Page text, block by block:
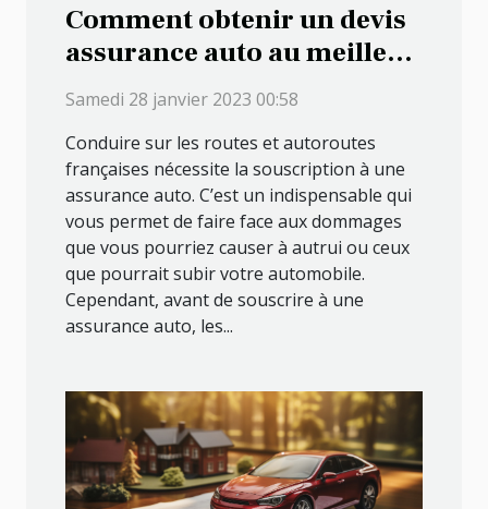
Comment obtenir un devis
assurance auto au meilleur
tarif ?
Samedi 28 janvier 2023 00:58
Conduire sur les routes et autoroutes
françaises nécessite la souscription à une
assurance auto. C’est un indispensable qui
vous permet de faire face aux dommages
que vous pourriez causer à autrui ou ceux
que pourrait subir votre automobile.
Cependant, avant de souscrire à une
assurance auto, les...